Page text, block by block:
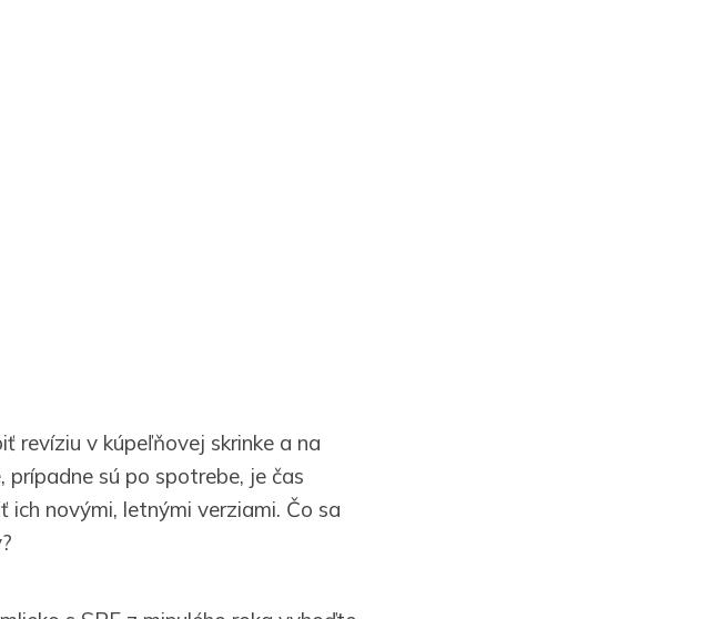
revíziu v kúpeľňovej skrinke a na
sú po spotrebe, je čas
novými, letnými verziami. Čo sa